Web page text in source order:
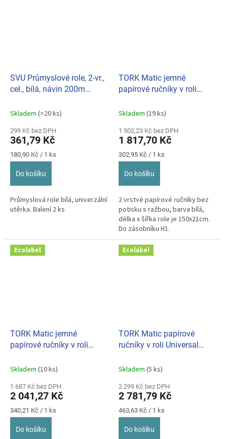
SVU Průmyslové role, 2-vr.,
cel., bílá, návin 200m
Skladem (>20 ks)
299 Kč bez DPH
361,79 Kč
Měrná
cena:
180,90 Kč / 1 ks
Do košíku
Průmyslová role bílá, univerzální
utěrka. Balení 2 ks
TORK Matic jemné
papírové ručníky v roli
H1 120067
Skladem (19 ks)
1 502,23 Kč bez DPH
1 817,70 Kč
Měrná
cena:
302,95 Kč / 1 ks
Do košíku
2 vrstvé papírové ručníky bez
potisku s ražbou, barva bílá,
délka x šířka role je 150x21cm.
Do zásobníku H1.
Ecolabel
TORK Matic jemné
papírové ručníky v roli
120016 doprodej
Skladem (10 ks)
1 687 Kč bez DPH
2 041,27 Kč
Měrná
cena:
340,21 Kč / 1 ks
Do košíku
Ecolabel
TORK Matic papírové
ručníky v roli Universal
6ks) H1 120059
Skladem (5 ks)
2 299 Kč bez DPH
2 781,79 Kč
Měrná
cena:
463,63 Kč / 1 ks
Do košíku